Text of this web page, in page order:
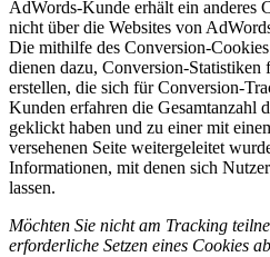
AdWords-Kunde erhält ein anderes
nicht über die Websites von
Die mithilfe des Conversion-
dienen dazu, Conversion-
erstellen, die sich für Conversion-
Kunden erfahren die Gesamtanzahl
geklickt haben und zu einer mit
versehenen Seite weitergeleitet
Informationen, mit denen sich
lassen.
Möchten Sie nicht am Tracking
erforderliche Setzen eines Cookies